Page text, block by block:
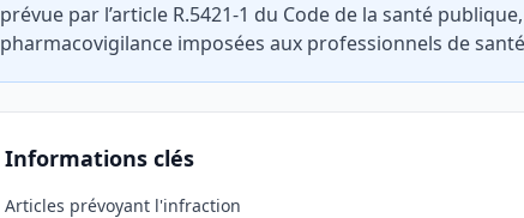
prévue par l’article R.5421-1 du Code de la santé
pharmacovigilance imposées aux professionnels de
Informations clés
Articles prévoyant l'infraction